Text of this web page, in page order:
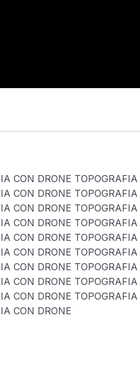
CON DRONE
CON DRONE
CON DRONE
CON DRONE
CON DRONE
CON DRONE
CON DRONE
CON DRONE
CON DRONE
CON DRONE